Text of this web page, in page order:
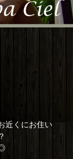
近くにお住い